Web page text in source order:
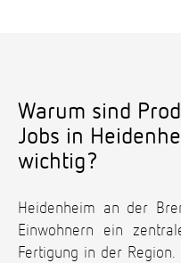
Warum sind
Jobs in
wichtig?
Heidenheim an der
Einwohnern ein
Fertigung in der